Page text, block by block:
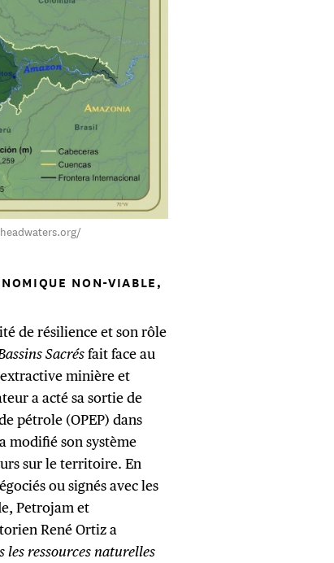
NON-VIABLE,
de résilience et son rôle
Sacrésfait face au
minière et
a acté sa sortie de
pétrole (OPEP) dans
modifié son système
sur le territoire. En
ou signés avec les
Petrojam et
René Ortiz a
les ressources naturelles